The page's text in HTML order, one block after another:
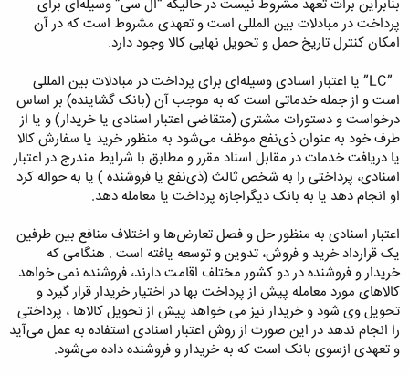
بنابراین برات تعهد مشروط نیست در حالیکه “ال سی” وسیله‌ای برای
پرداخت در مبادلات بین المللی است و تعهدی مشروط است که در آن
امکان کنترل تاریخ حمل و تحویل نهایی کالا وجود دارد.
”LC” یا اعتبار اسنادی وسیله‌ای برای پرداخت در مبادلات بین المللی
است و از جمله خدماتی است که به موجب آن (بانک گشاینده) بر اساس
درخواست و دستورات مشتری (متقاضی اعتبار اسنادی یا خریدار) و یا از
طرف خود به عنوان ذی‌نفع موظف می‌شود به منظور خرید یا سفارش کالا
یا دریافت خدمات در مقابل اسناد مقرر و مطابق با شرایط مندرج در اعتبار
اسنادی، پرداختی را به شخص ثالث (ذی‌نفع یا فروشنده ) یا به حواله کرد
او انجام دهد یا به بانک دیگراجازه پرداخت یا معامله دهد.
اعتبار اسنادی به منظور حل و فصل تعارض‌ها و اختلاف منافع بین طرفین
یک قرارداد خرید و فروش، تدوین و توسعه یافته است . هنگامی که
خریدار و فروشنده در دو کشور مختلف اقامت دارند، فروشنده نمی خواهد
کالاهای مورد معامله پیش از پرداخت بها در اختیار خریدار قرار گیرد و
تحویل وی شود و خریدار نیز می خواهد پیش از تحویل کالاها ، پرداختی
را انجام ندهد در این صورت از روش اعتبار اسنادی استفاده به عمل می‌آید
و تعهدی ازسوی بانک است که به خریدار و فروشنده داده می‌شود.